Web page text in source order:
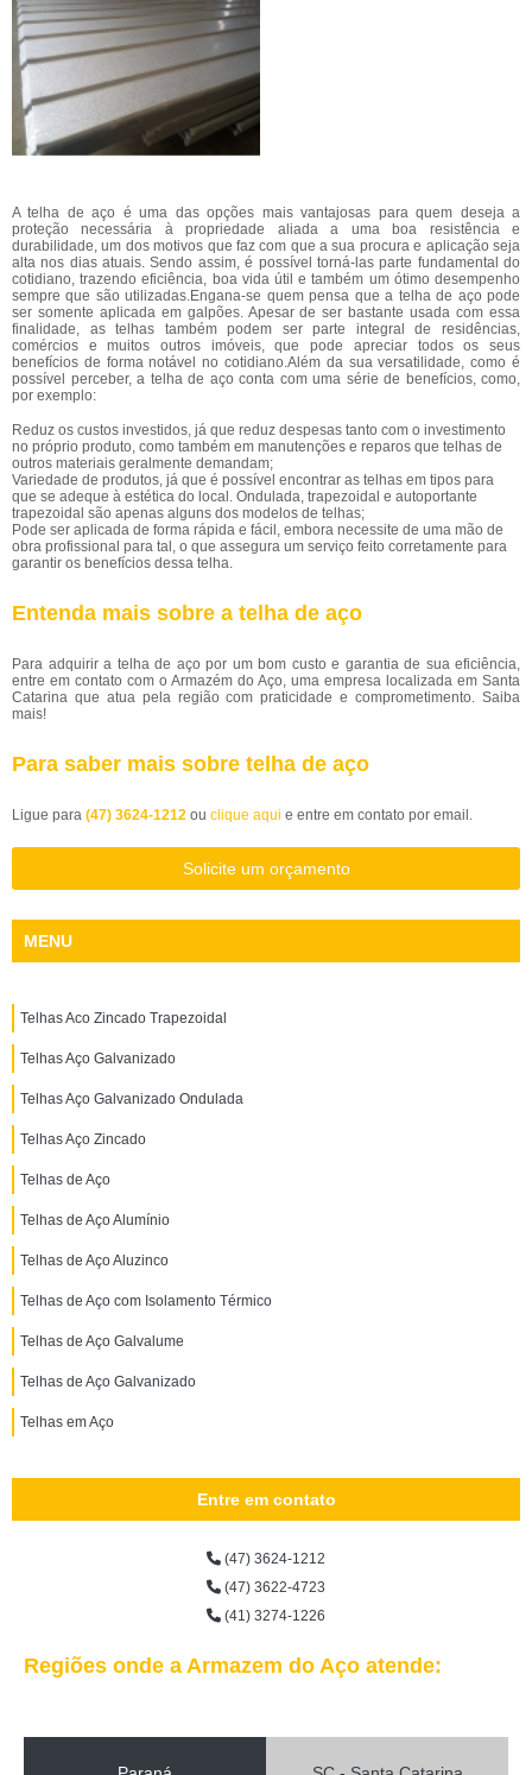
A telha de aço é uma das opções mais vantajosas para quem deseja a
proteção necessária à propriedade aliada a uma boa resistência e
durabilidade, um dos motivos que faz com que a sua procura e aplicação seja
alta nos dias atuais. Sendo assim, é possível torná-las parte fundamental do
cotidiano, trazendo eficiência, boa vida útil e também um ótimo desempenho
sempre que são utilizadas.Engana-se quem pensa que a telha de aço pode
ser somente aplicada em galpões. Apesar de ser bastante usada com essa
finalidade, as telhas também podem ser parte integral de residências,
comércios e muitos outros imóveis, que pode apreciar todos os seus
benefícios de forma notável no cotidiano.Além da sua versatilidade, como é
possível perceber, a telha de aço conta com uma série de benefícios, como,
por exemplo:
Reduz os custos investidos, já que reduz despesas tanto com o investimento
no próprio produto, como também em manutenções e reparos que telhas de
outros materiais geralmente demandam;
Variedade de produtos, já que é possível encontrar as telhas em tipos para
que se adeque à estética do local. Ondulada, trapezoidal e autoportante
trapezoidal são apenas alguns dos modelos de telhas;
Pode ser aplicada de forma rápida e fácil, embora necessite de uma mão de
obra profissional para tal, o que assegura um serviço feito corretamente para
garantir os benefícios dessa telha.
Entenda mais sobre a telha de aço
Para adquirir a telha de aço por um bom custo e garantia de sua eficiência,
entre em contato com o Armazém do Aço, uma empresa localizada em Santa
Catarina que atua pela região com praticidade e comprometimento. Saiba
mais!
Para saber mais sobre telha de aço
Ligue para (47) 3624-1212 ou clique aqui e entre em contato por email.
Solicite um orçamento
MENU
Telhas Aco Zincado Trapezoidal
Telhas Aço Galvanizado
Telhas Aço Galvanizado Ondulada
Telhas Aço Zincado
Telhas de Aço
Telhas de Aço Alumínio
Telhas de Aço Aluzinco
Telhas de Aço com Isolamento Térmico
Telhas de Aço Galvalume
Telhas de Aço Galvanizado
Telhas em Aço
Entre em contato
(47) 3624-1212
(47) 3622-4723
(41) 3274-1226
Regiões onde a Armazem do Aço atende: